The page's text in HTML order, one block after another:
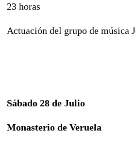
23 horas
Actuación del grupo de música
Sábado 28 de Julio
Monasterio de Veruela